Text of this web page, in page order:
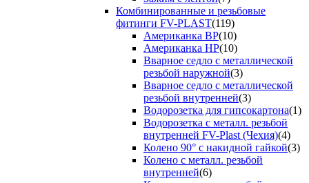
Комбинированные и резьбовые
фитинги FV-PLAST(119)
Американка ВР(10)
Американка НР(10)
Вварное седло с металлической
резьбой наружной(3)
Вварное седло с металлической
резьбой внутренней(3)
Водорозетка для гипсокартона(1)
Водорозетка с металл. резьбой
внутренней FV-Plast (Чехия)(4)
Колено 90° с накидной гайкой(3)
Колено с металл. резьбой
внутренней(6)